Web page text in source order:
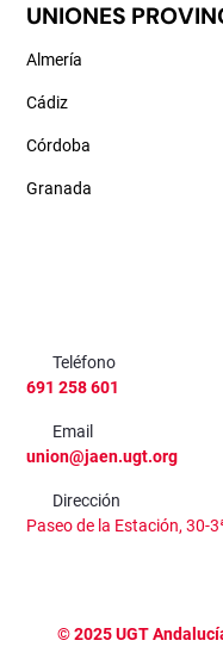
UNIONES
Almería
Cádiz
Córdoba
Granada
Teléfono
691 258 601
Email
union@jaen.ugt.org
Dirección
Paseo de la Estación, 30-
©2025UGT